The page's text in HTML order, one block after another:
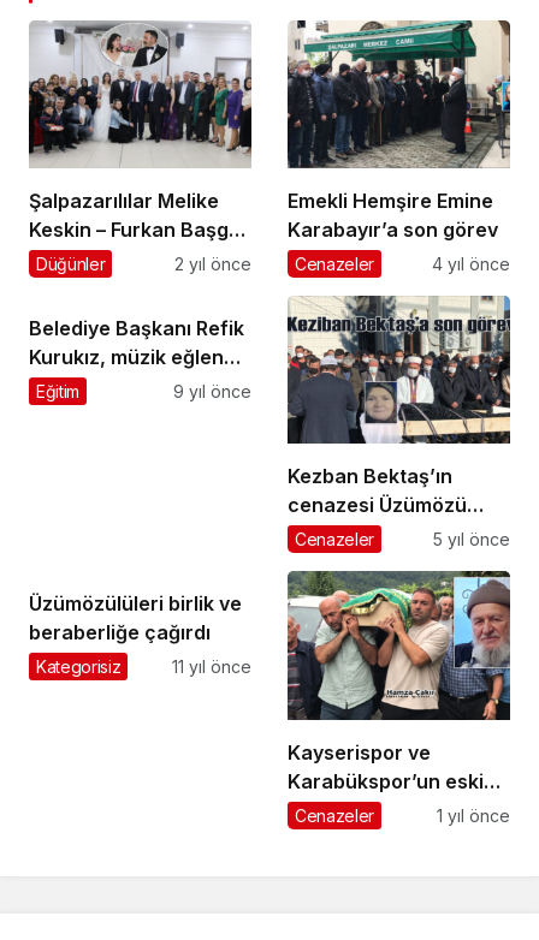
Şalpazarılılar Melike
Keskin – Furkan Başgöl
çiftinin düğününde
Düğünler 2 yıl önce
Emekli Hemşire Emine
Karabayır’a son görev
Cenazeler 4 yıl önce
Belediye Başkanı Refik
Kurukız, müzik eğlence
programında gündemi
Eğitim 9 yıl önce
Kezban Bektaş’ın
cenazesi Üzümözü
Mahallesi’nde toprağa
Cenazeler 5 yıl önce
Üzümözülüleri birlik ve
beraberliğe çağırdı
Kategorisiz 11 yıl önce
Kayserispor ve
Karabükspor’un eski
futbolcusu Hamza
Cenazeler 1 yıl önce